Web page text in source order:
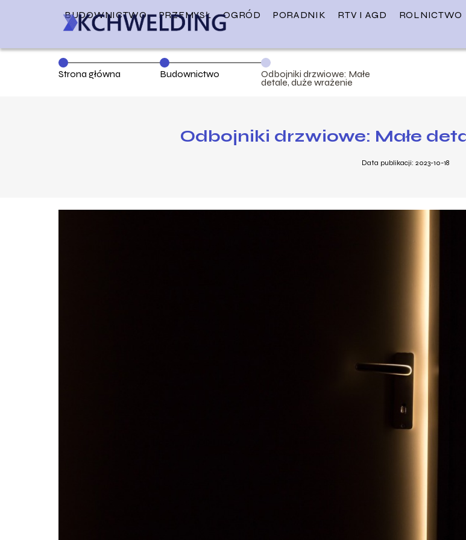
BUDOWNICTWO PRZEMYSŁ OGRÓD PORADNIK RTV I AGD ROLNICTWO
Strona główna Budownictwo Odbojniki drzwiowe: Małe
detale, duże wrażenie
Odbojniki drzwiowe: Małe
Data publikacji: 2023-10-18